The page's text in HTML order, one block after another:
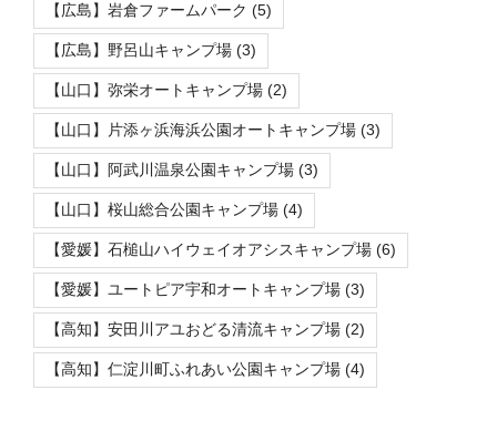
【広島】岩倉ファームパーク (5)
【広島】野呂山キャンプ場 (3)
【山口】弥栄オートキャンプ場 (2)
【山口】片添ヶ浜海浜公園オートキャンプ場 (3)
【山口】阿武川温泉公園キャンプ場 (3)
【山口】桜山総合公園キャンプ場 (4)
【愛媛】石槌山ハイウェイオアシスキャンプ場 (6)
【愛媛】ユートピア宇和オートキャンプ場 (3)
【高知】安田川アユおどる清流キャンプ場 (2)
【高知】仁淀川町ふれあい公園キャンプ場 (4)